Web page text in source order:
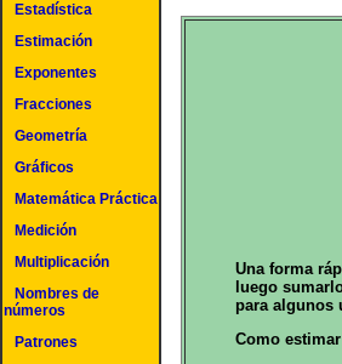
Estadística
Estimación
Exponentes
Fracciones
Geometría
Gráficos
Matemática Práctica
Medición
Multiplicación
Nombres de
números
Patrones
Una forma
luego
para algunos
Como